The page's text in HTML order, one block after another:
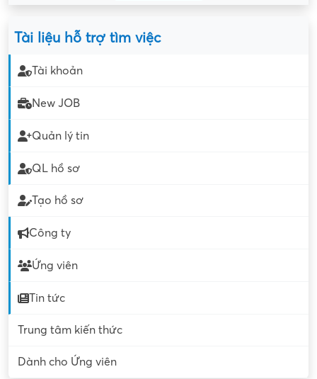
Tài liệu hỗ trợ tìm việc
Tài khoản
New JOB
Quản lý tin
QL hồ sơ
Tạo hồ sơ
Công ty
Ứng viên
Tin tức
Trung tâm kiến thức
Dành cho Ứng viên